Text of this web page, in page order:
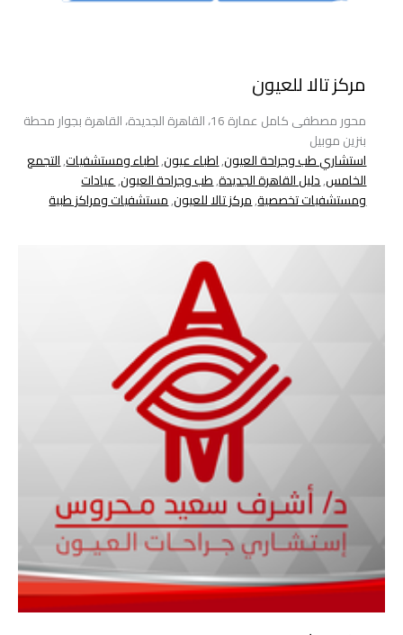
مركز تالا للعيون
محور مصطفى كامل عمارة 16، القاهرة الجديدة، القاهرة بجوار محطة
بنزين موبيل
استشاري طب وجراحة العيون,اطباء عيون,اطباء ومستشفيات,التجمع
الخامس,دليل القاهرة الجديدة,طب وجراحة العيون,عيادات
ومستشفيات تخصصية,مركز تالا للعيون,مستشفيات ومراكز طبية